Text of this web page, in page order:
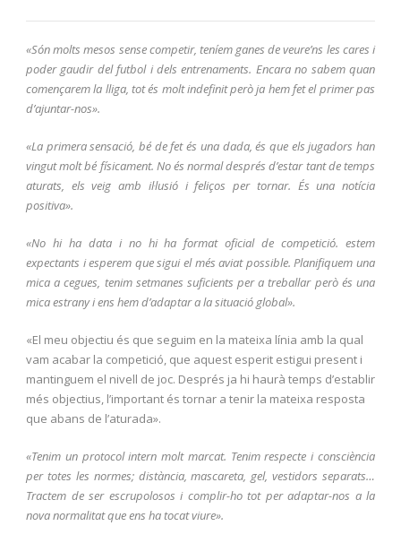
«Són molts mesos sense competir, teníem ganes de veure’ns les cares i
poder gaudir del futbol i dels entrenaments. Encara no sabem quan
començarem la lliga, tot és molt indefinit però ja hem fet el primer pas
d’ajuntar-nos».
«La primera sensació, bé de fet és una dada, és que els jugadors han
vingut molt bé físicament. No és normal després d’estar tant de temps
aturats, els veig amb il·lusió i feliços per tornar. És una notícia
positiva».
«No hi ha data i no hi ha format oficial de competició. estem
expectants i esperem que sigui el més aviat possible. Planifiquem una
mica a cegues, tenim setmanes suficients per a treballar però és una
mica estrany i ens hem d’adaptar a la situació global».
«El meu objectiu és que seguim en la mateixa línia amb la qual
vam acabar la competició, que aquest esperit estigui present i
mantinguem el nivell de joc. Després ja hi haurà temps d’establir
més objectius, l’important és tornar a tenir la mateixa resposta
que abans de l’aturada».
«Tenim un protocol intern molt marcat. Tenim respecte i consciència
per totes les normes; distància, mascareta, gel, vestidors separats…
Tractem de ser escrupolosos i complir-ho tot per adaptar-nos a la
nova normalitat que ens ha tocat viure».